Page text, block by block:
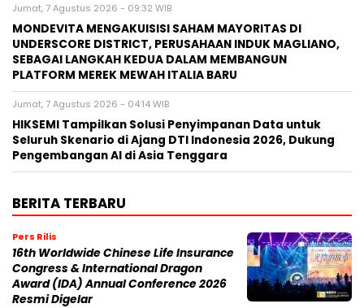
Jumat, 7 Agustus 2026 - 09:32 WIB
MONDEVITA MENGAKUISISI SAHAM MAYORITAS DI
UNDERSCORE DISTRICT, PERUSAHAAN INDUK MAGLIANO,
SEBAGAI LANGKAH KEDUA DALAM MEMBANGUN
PLATFORM MEREK MEWAH ITALIA BARU
Jumat, 7 Agustus 2026 - 04:14 WIB
HIKSEMI Tampilkan Solusi Penyimpanan Data untuk
Seluruh Skenario di Ajang DTI Indonesia 2026, Dukung
Pengembangan AI di Asia Tenggara
BERITA TERBARU
Pers Rilis
16th Worldwide Chinese Life Insurance
Congress & International Dragon
Award (IDA) Annual Conference 2026
Resmi Digelar